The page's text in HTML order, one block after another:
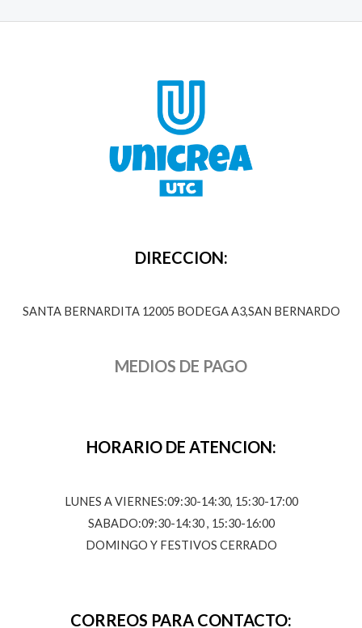
DIRECCION:
SANTA BERNARDITA 12005 BODEGA A3,SAN BERNARDO
MEDIOS DE PAGO
HORARIO DE ATENCION:
LUNES A VIERNES:09:30-14:30, 15:30-17:00
SABADO:09:30-14:30 , 15:30-16:00
DOMINGO Y FESTIVOS CERRADO
CORREOS PARA CONTACTO: